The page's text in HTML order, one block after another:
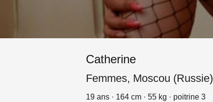
Catherine
Femmes, Moscou (Russie)
19 ans · 164 cm · 55 kg · poitrine 3